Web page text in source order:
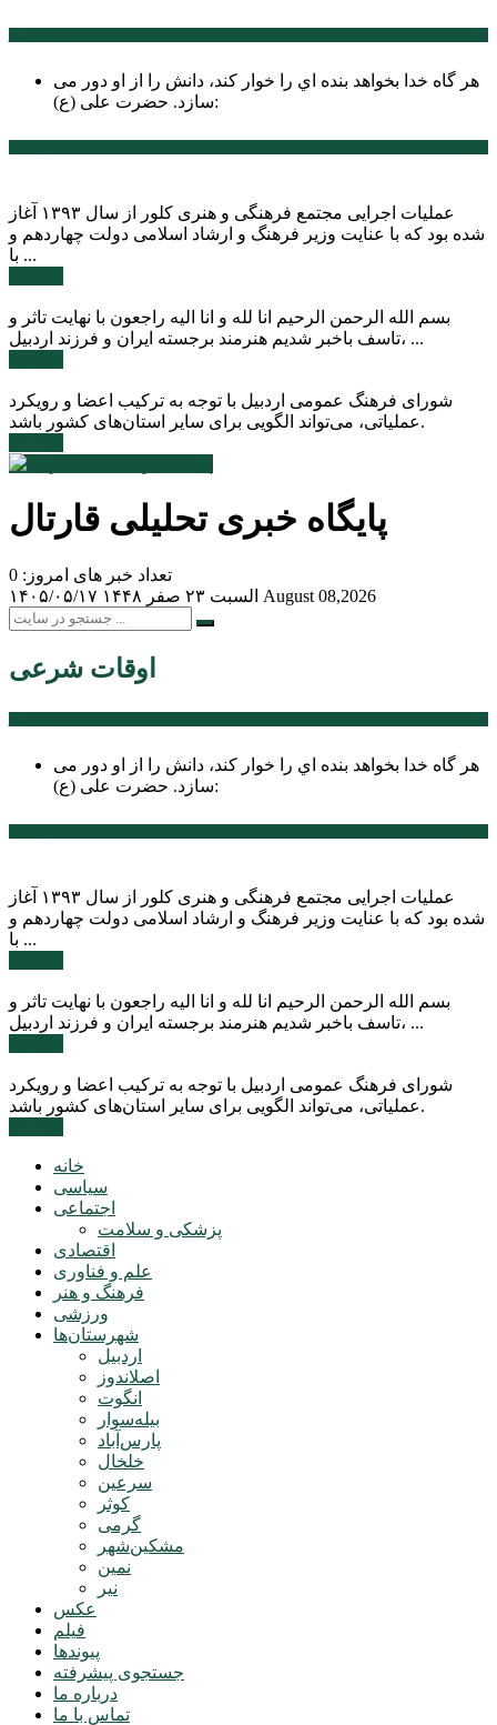
هر گاه خدا بخواهد بنده اي را خوار كند، دانش را از او دور می
سازد.حضرت علی (ع):
عملیات اجرایی مجتمع فرهنگی و هنری کلور از سال ۱۳۹۳ آغاز
شده بود که با عنایت وزیر فرهنگ و ارشاد اسلامی دولت چهاردهم و
با ...
بسم الله الرحمن الرحیم انا لله و انا الیه راجعون با نهایت تاثر و
تاسف باخبر شدیم هنرمند برجسته ایران و فرزند اردبیل، ...
شورای فرهنگ عمومی اردبیل با توجه به ترکیب اعضا و رویکرد
عملیاتی، می‌تواند الگویی برای سایر استان‌های کشور باشد.
پایگاه خبری تحلیلی قارتال
تعداد خبر های امروز: 0
۱۴۰۵/۰۵/۱۷
السبت ۲۳ صفر ۱۴۴۸ August 08,2026
اوقات شرعی
هر گاه خدا بخواهد بنده اي را خوار كند، دانش را از او دور می
سازد.حضرت علی (ع):
عملیات اجرایی مجتمع فرهنگی و هنری کلور از سال ۱۳۹۳ آغاز
شده بود که با عنایت وزیر فرهنگ و ارشاد اسلامی دولت چهاردهم و
با ...
بسم الله الرحمن الرحیم انا لله و انا الیه راجعون با نهایت تاثر و
تاسف باخبر شدیم هنرمند برجسته ایران و فرزند اردبیل، ...
شورای فرهنگ عمومی اردبیل با توجه به ترکیب اعضا و رویکرد
عملیاتی، می‌تواند الگویی برای سایر استان‌های کشور باشد.
خانه
سیاسی
اجتماعی
پزشکی و سلامت
اقتصادی
علم و فناوری
فرهنگ و هنر
ورزشی
شهرستان‌ها
اردبیل
اصلاندوز
انگوت
بیله‌سوار
پارس‌آباد
خلخال
سرعین
کوثر
گرمی
مشکین‌شهر
نمین
نیر
عکس
فیلم
پیوندها
جستجوی پیشرفته
درباره ما
تماس با ما